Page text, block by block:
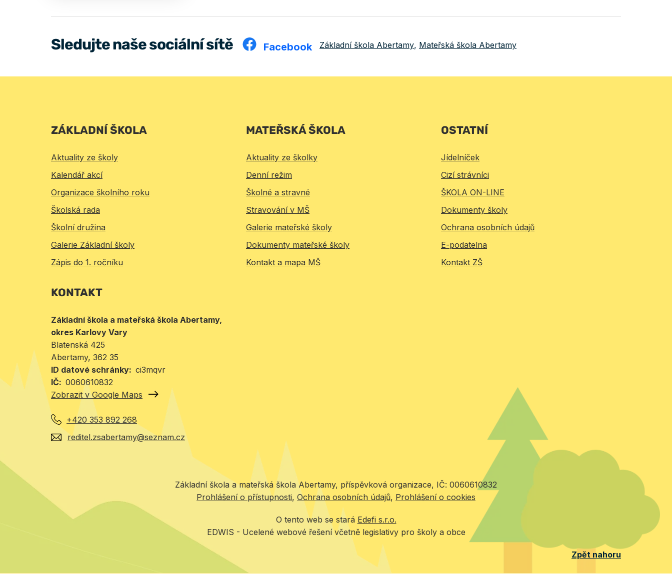
Sledujte naše sociální sítě Facebook Základní škola Abertamy, Mateřská škola Abertamy
ZÁKLADNÍ ŠKOLA
Aktuality ze školy
Kalendář akcí
Organizace školního roku
Školská rada
Školní družina
Galerie Základní školy
Zápis do 1. ročníku
MATEŘSKÁ ŠKOLA
Aktuality ze školky
Denní režim
Školné a stravné
Stravování v MŠ
Galerie mateřské školy
Dokumenty mateřské školy
Kontakt a mapa MŠ
OSTATNÍ
Jídelníček
Cizí strávníci
ŠKOLA ON-LINE
Dokumenty školy
Ochrana osobních údajů
E-podatelna
Kontakt ZŠ
KONTAKT
Základní škola a mateřská škola Abertamy,
okres Karlovy Vary
Blatenská 425
Abertamy, 362 35
ID datové schránky
ci3mqvr
IČ
0060610832
Zobrazit v Google Maps
+420 353 892 268
reditel.zsabertamy@seznam.cz
Základní škola a mateřská škola Abertamy, příspěvková organizace, IČ: 0060610832
Prohlášení o přístupnosti Ochrana osobních údajů Prohlášení o cookies
O tento web se stará Edefi s.r.o.
EDWIS - Ucelené webové řešení včetně legislativy pro školy a obce
Zpět nahoru